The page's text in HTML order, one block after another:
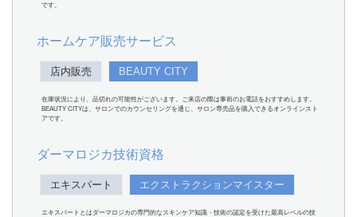
です。
ホームケア販売サービス
店内販売 BEAUTY CITY
在庫状況により、品切れの可能性がございます。ご来店の際は事前のお電話をおすすめします。
BEAUTY CITYは、サロンでのカウンセリングを通じ、サロン専売品を購入できるオンラインスト
アです。
ダーマロジカ技術資格
エキスパート エクストラクションマイスター
エキスパートとはダーマロジカの専門的なスキンケア知識・技術の認定を受けた最高レベルの技